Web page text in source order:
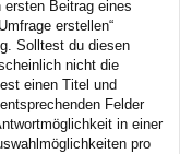
Beitrag eines
erstellen“
Solltest du diesen
nicht die
einen Titel und
Felder
in einer
pro